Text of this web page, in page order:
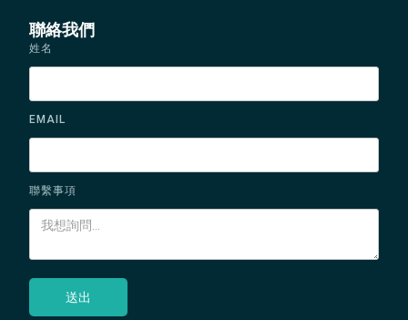
聯絡我們
姓名
EMAIL
聯繫事項